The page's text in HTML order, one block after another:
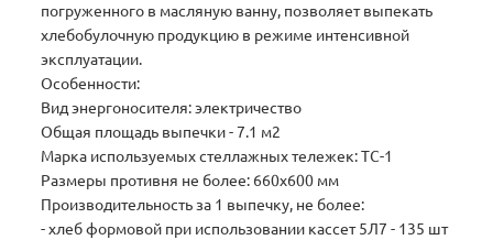
погруженного в масляную ванну, позволяет выпекать
хлебобулочную продукцию в режиме интенсивной
эксплуатации.
Особенности:
Вид энергоносителя: электричество
Общая площадь выпечки - 7.1 м2
Марка используемых стеллажных тележек: ТС-1
Размеры противня не более: 660x600 мм
Производительность за 1 выпечку, не более:
- хлеб формовой при использовании кассет 5Л7 - 135 шт